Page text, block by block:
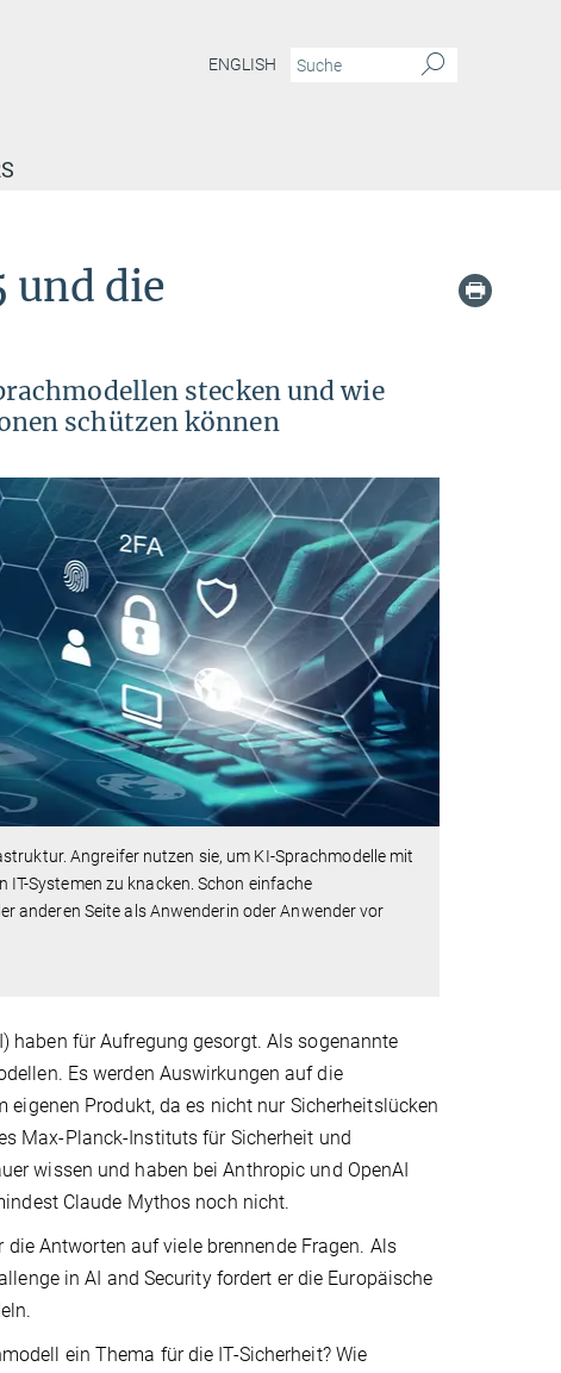
ENGLISH
und die
stecken und wie
schützen können
Angreifer nutzen sie, um KI-Sprachmodelle mit
Systemen zu knacken. Schon einfache
anderen Seite als Anwenderin oder Anwender vor
haben für Aufregung gesorgt. Als sogenannte
Es werden Auswirkungen auf die
Produkt, da es nicht nur Sicherheitslücken
Max-Planck-Instituts für Sicherheit und
wissen und haben bei Anthropic und OpenAI
Claude Mythos noch nicht.
Antworten auf viele brennende Fragen. Als
in AI and Security fordert er die Europäische
ein Thema für die IT-Sicherheit? Wie